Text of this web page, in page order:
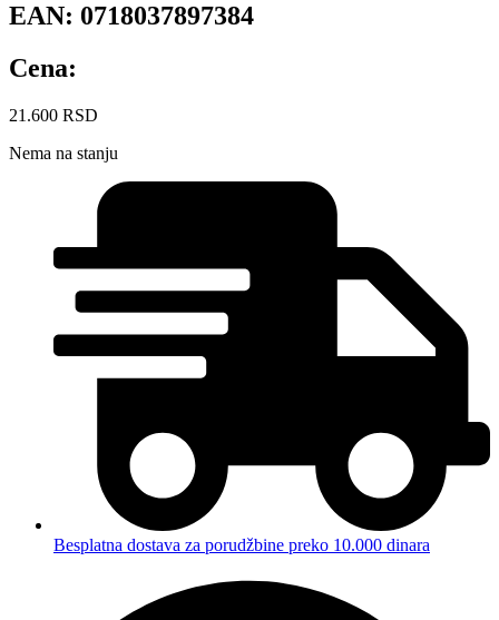
EAN: 0718037897384
Cena:
21.600 RSD
Nema na stanju
Besplatna dostava za porudžbine preko 10.000 dinara